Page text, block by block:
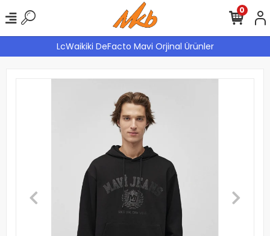
LcWaikiki DeFacto Mavi Orjinal Ürünler
0